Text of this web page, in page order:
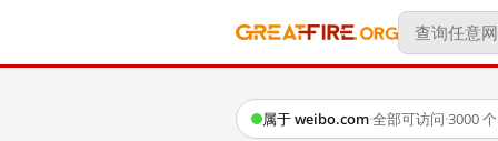
属于 weibo.com·全部可访问·3000